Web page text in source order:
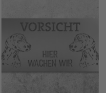
hinzufügen